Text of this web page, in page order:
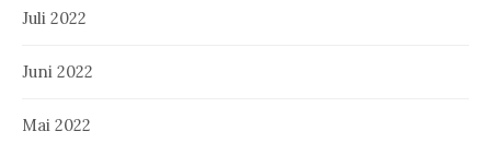
Juli 2022
Juni 2022
Mai 2022